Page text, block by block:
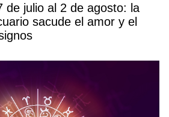
de julio al 2 de agosto: la
sacude el amor y el